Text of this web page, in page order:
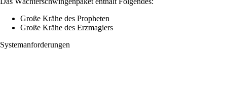
Große Krähe des Propheten
Große Krähe des Erzmagiers
Systemanforderungen